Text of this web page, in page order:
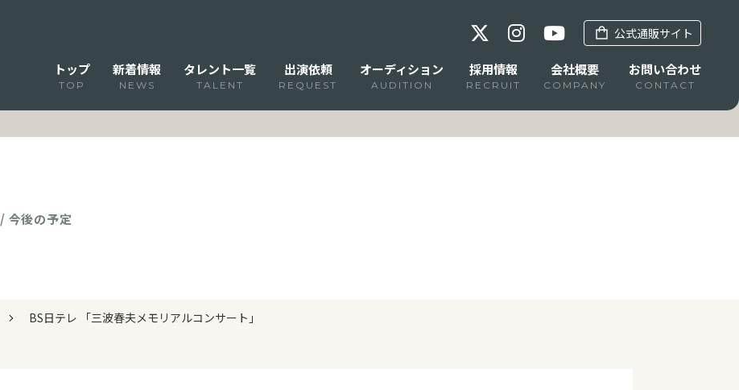
公式通販サイト
トップ
TOP
新着情報
NEWS
タレント一覧
TALENT
出演依頼
REQUEST
オーディション
AUDITION
採用情報
RECRUIT
会社概要
COMPANY
お問い合わせ
CONTACT
/ 今後の予定
BS日テレ 「三波春夫メモリアルコンサート」